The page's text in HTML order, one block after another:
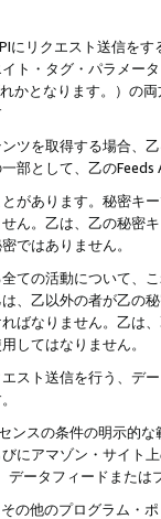
にリクエスト送信を
ト・タグ・パラメー
かとなります。）の
ツを取得する場合、
部として、乙の
があります。秘密キ
ん。乙は、乙の秘密
ではありません。
ての活動について、
、乙以外の者が乙の
ばなりません。乙は
してはなりません。
スト送信を行う、デ
ンスの条件の明示的
にアマゾン・サイト
データフィードまた
の他のプログラム・